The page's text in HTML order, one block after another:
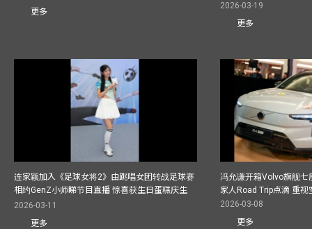
更多
2026-03-19
更多
连家颖加入《足球女将2》由跳唱女团转战足球赛
相约GenZ小师睇节目直播 惊喜获生日蛋糕庆生
2026-03-11
更多
冯允谦开箱Volvo旗舰七
家人Road Trip点滴 重视
2026-03-08
更多